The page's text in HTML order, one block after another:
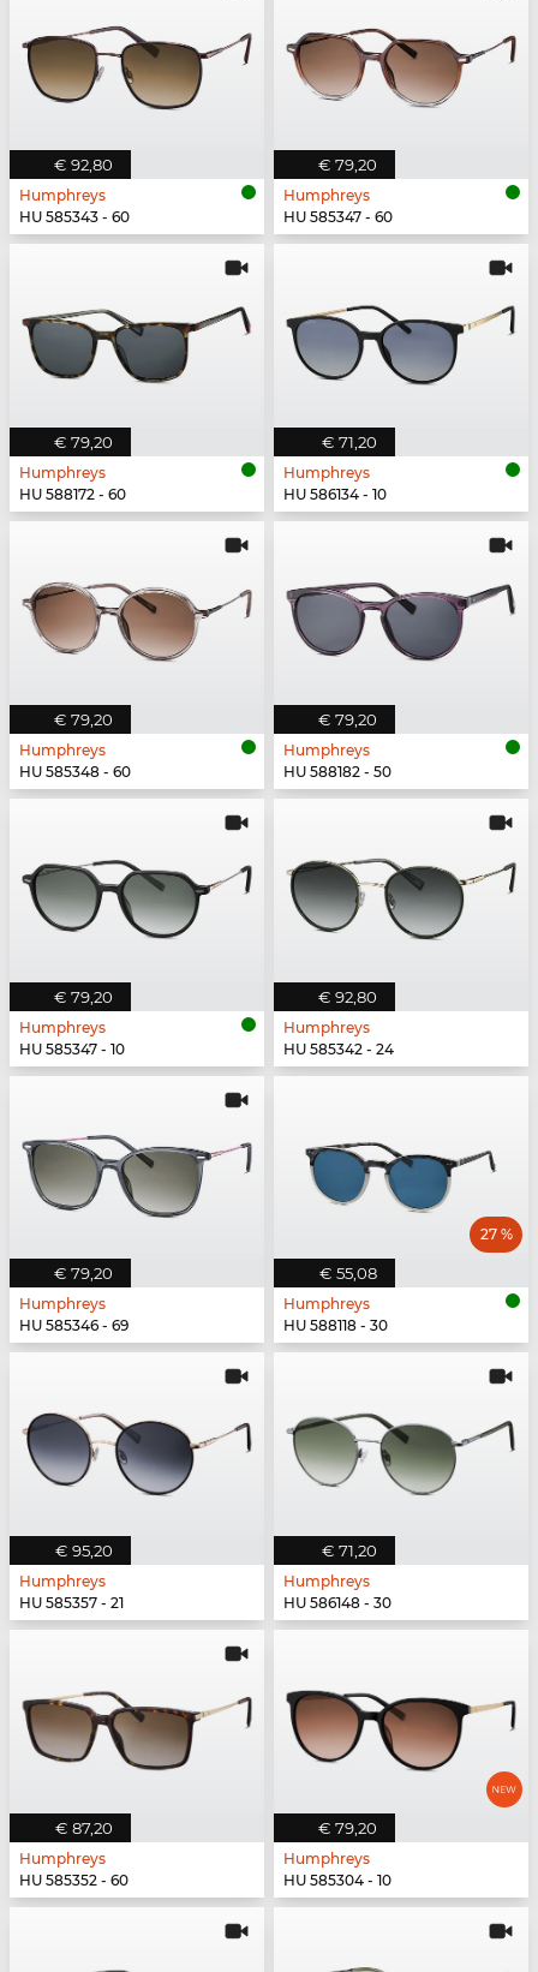
€ 92,80
Humphreys
HU 585343 - 60
€ 79,20
Humphreys
HU 585347 - 60
€ 79,20
Humphreys
HU 588172 - 60
€ 71,20
Humphreys
HU 586134 - 10
€ 79,20
Humphreys
HU 585348 - 60
€ 79,20
Humphreys
HU 588182 - 50
€ 79,20
Humphreys
HU 585347 - 10
€ 92,80
Humphreys
HU 585342 - 24
€ 79,20
Humphreys
HU 585346 - 69
€ 55,08
27 %
Humphreys
HU 588118 - 30
€ 95,20
Humphreys
HU 585357 - 21
€ 71,20
Humphreys
HU 586148 - 30
€ 87,20
Humphreys
HU 585352 - 60
€ 79,20
Humphreys
HU 585304 - 10